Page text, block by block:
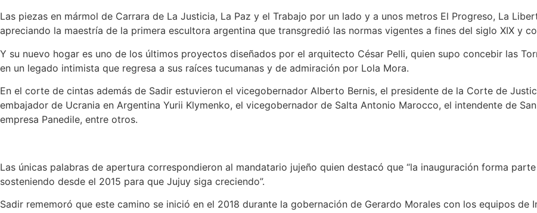
Las piezas en mármol de Carrara de La Justicia, La Paz y el Trabajo por un lado y a unos metros El Progreso, La
apreciando la maestría de la primera escultora argentina que transgredió las normas vigentes a fines del siglo XIX y
Y su nuevo hogar es uno de los últimos proyectos diseñados por el arquitecto César Pelli, quien supo concebir las
en un legado intimista que regresa a sus raíces tucumanas y de admiración por Lola Mora.
En el corte de cintas además de Sadir estuvieron el vicegobernador Alberto Bernis, el presidente de la Corte de
embajador de Ucrania en Argentina Yurii Klymenko, el vicegobernador de Salta Antonio Marocco, el intendente de
empresa Panedile, entre otros.
Las únicas palabras de apertura correspondieron al mandatario jujeño quien destacó que “la inauguración forma
sosteniendo desde el 2015 para que Jujuy siga creciendo”.
Sadir rememoró que este camino se inició en el 2018 durante la gobernación de Gerardo Morales con los equipos